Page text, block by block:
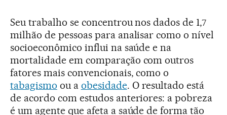
Seu trabalho se concentrou nos dados de 1,7
milhão de pessoas para analisar como o nível
socioeconômico influi na saúde e na
mortalidade em comparação com outros
fatores mais convencionais, como o
tabagismo ou a obesidade. O resultado está
de acordo com estudos anteriores: a pobreza
é um agente que afeta a saúde de forma tão